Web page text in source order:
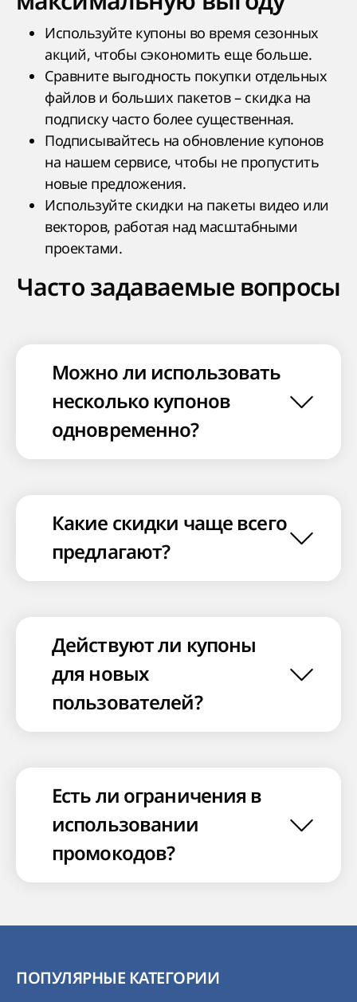
Используйте купоны во время сезонных
акций, чтобы сэкономить еще больше.
Сравните выгодность покупки отдельных
файлов и больших пакетов – скидка на
подписку часто более существенная.
Подписывайтесь на обновление купонов
на нашем сервисе, чтобы не пропустить
новые предложения.
Используйте скидки на пакеты видео или
векторов, работая над масштабными
проектами.
Часто задаваемые вопросы
Можно ли использовать
несколько купонов
одновременно?
Какие скидки чаще всего
предлагают?
Действуют ли купоны
для новых
пользователей?
Есть ли ограничения в
использовании
промокодов?
ПОПУЛЯРНЫЕ КАТЕГОРИИ